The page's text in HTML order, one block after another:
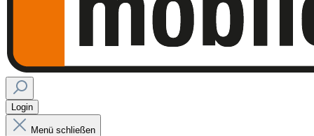
Login
Menü schließen